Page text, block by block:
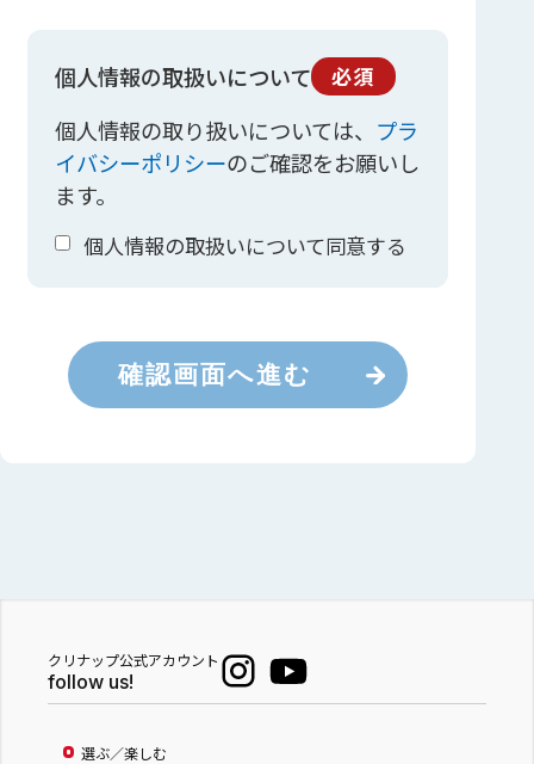
個人情報の取扱いについて 必須
個人情報の取り扱いについては、 プラ
イバシーポリシーのご確認をお願いし
ます。
個人情報の取扱いについて同意する
確認画面へ進む
クリナップ公式アカウント
follow us!
選ぶ／楽しむ